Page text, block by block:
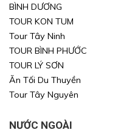
BÌNH DƯƠNG
TOUR KON TUM
Tour Tây Ninh
TOUR BÌNH PHƯỚC
TOUR LÝ SƠN
Ăn Tối Du Thuyền
Tour Tây Nguyên
NƯỚC NGOÀI